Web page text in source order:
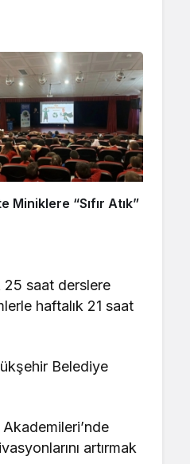
Miniklere “Sıfır Atık”
25 saat derslere
haftalık 21 saat
Belediye
artırmak